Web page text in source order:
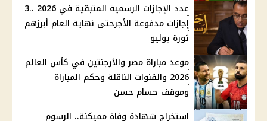
عدد الإجازات الرسمية المتبقية في 2026 ..3
إجازات مدفوعة الأجرحتى نهاية العام أبرزهم
ثورة يوليو
موعد مباراة مصر والأرجنتين في كأس العالم
2026 والقنوات الناقلة وحكم المباراة
وموقف حسام حسن
استخراج شهادة وفاة مميكنة.. الرسوم